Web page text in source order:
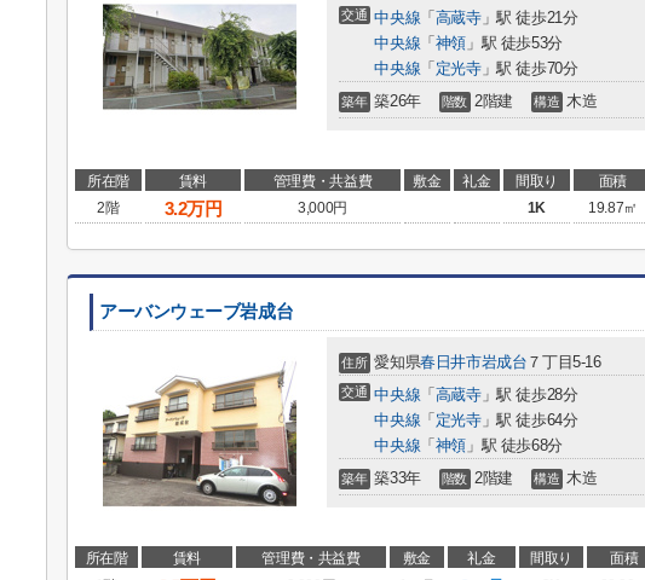
交通 中央線 「 高蔵寺」駅 徒歩21分
中央線 「 神領 」駅 徒歩53分
中央線 「 定光寺」駅 徒歩70分
築年 築26年 階数 2階建 構造 木造
所在階 賃料 管理費・共益費 敷金 礼金 間取り 面積
2階
3.2万円 3,000円 1K 19.87㎡
アーバンウェーブ岩成台
住所 愛知県春日井市岩成台 ７丁目5-16
交通 中央線 「 高蔵寺」駅 徒歩28分
中央線 「 定光寺」駅 徒歩64分
中央線 「 神領 」駅 徒歩68分
築年 築33年 階数 2階建 構造 木造
所在階 賃料 管理費・共益費 敷金 礼金 間取り 面積